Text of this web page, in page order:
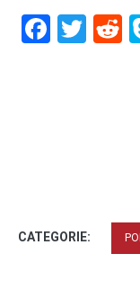
CATEGORIE: